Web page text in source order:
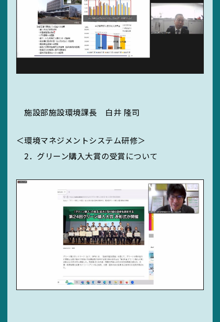
施設部施設環境課長 白井 隆司
＜環境マネジメントシステム研修＞
2．グリーン購入大賞の受賞について